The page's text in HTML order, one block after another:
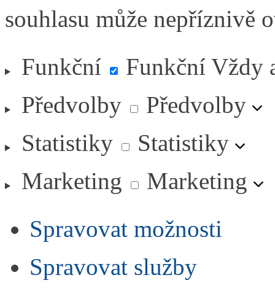
souhlasu může nepříznivě
Funkční
Funkční Vždy
Předvolby
Předvolby
Statistiky
Statistiky
Marketing
Marketing
Spravovat možnosti
Spravovat služby